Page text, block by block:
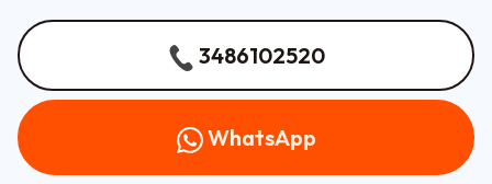
3486102520
WhatsApp